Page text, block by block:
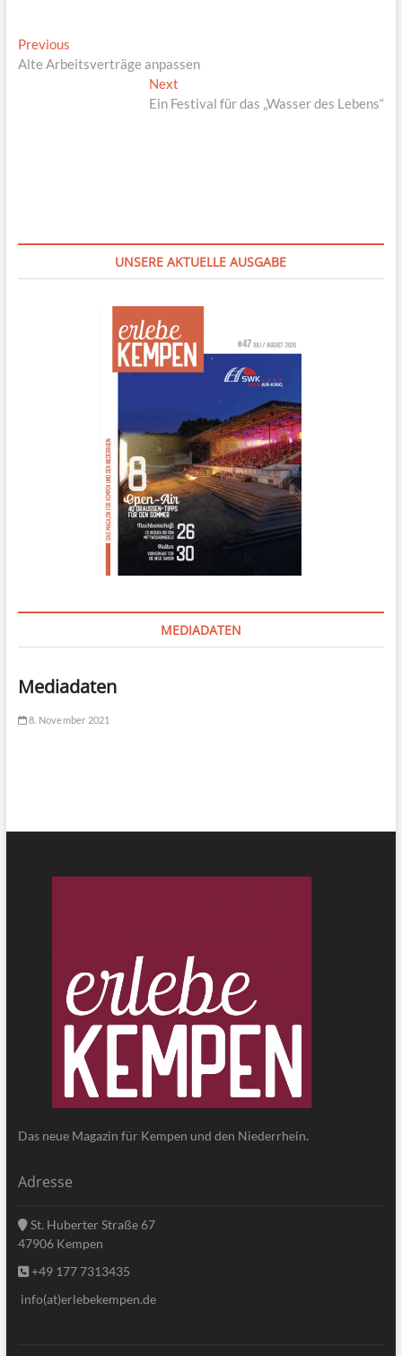
Beitragsnavigation
PreviousPrevious
post:
Alte Arbeitsverträge anpassen
Next
post:
Ein Festival für das „Wasser des Lebens“
UNSERE AKTUELLE AUSGABE
MEDIADATEN
Mediadaten
8. November 2021
Das neue Magazin für Kempen und den Niederrhein.
Adresse
St. Huberter Straße 67
47906 Kempen
+49 177 7313435
info(at)erlebekempen.de